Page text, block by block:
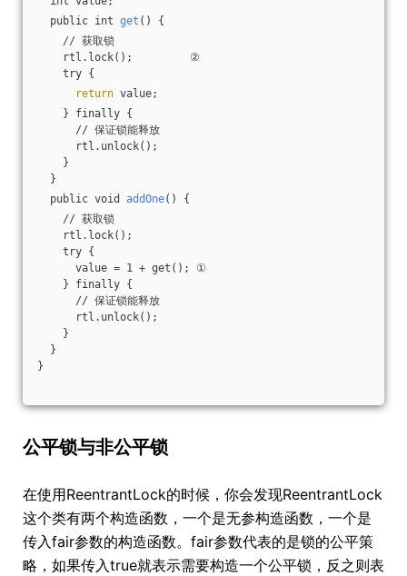
public int get () {
// 获取锁
rtl.lock();         ②
try {
return value;
} finally {
// 保证锁能释放
rtl.unlock();
}
}
public void addOne() {
// 获取锁
rtl.lock();
try {
value = 1 + get(); ①
} finally {
// 保证锁能释放
rtl.unlock();
}
}
}
公平锁与非公平锁
在使用ReentrantLock的时候，你会发现ReentrantLock
这个类有两个构造函数，一个是无参构造函数，一个是
传入fair参数的构造函数。fair参数代表的是锁的公平策
略，如果传入true就表示需要构造一个公平锁，反之则表